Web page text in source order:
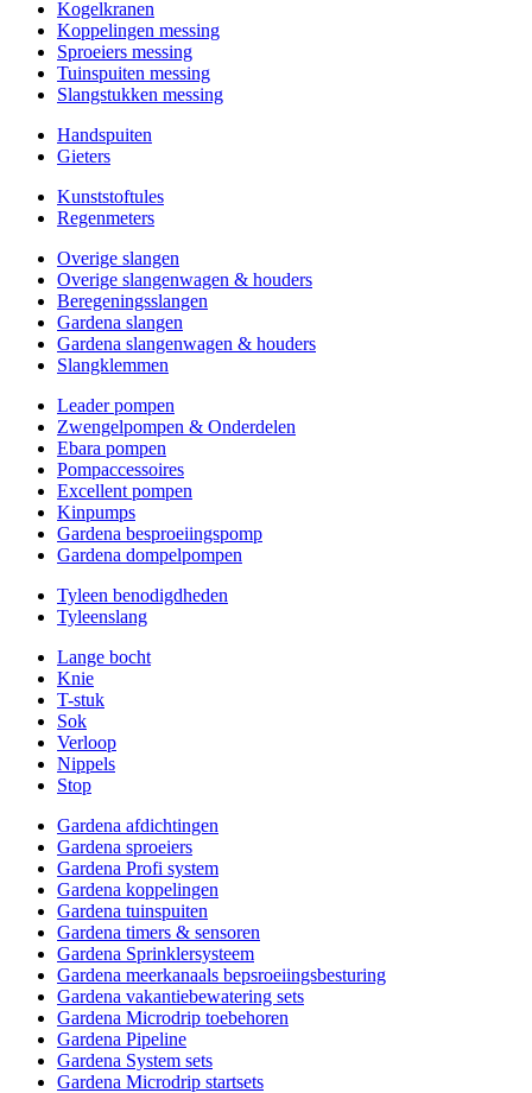
Kogelkranen
Koppelingen messing
Sproeiers messing
Tuinspuiten messing
Slangstukken messing
Handspuiten
Gieters
Kunststoftules
Regenmeters
Overige slangen
Overige slangenwagen & houders
Beregeningsslangen
Gardena slangen
Gardena slangenwagen & houders
Slangklemmen
Leader pompen
Zwengelpompen & Onderdelen
Ebara pompen
Pompaccessoires
Excellent pompen
Kinpumps
Gardena besproeiingspomp
Gardena dompelpompen
Tyleen benodigdheden
Tyleenslang
Lange bocht
Knie
T-stuk
Sok
Verloop
Nippels
Stop
Gardena afdichtingen
Gardena sproeiers
Gardena Profi system
Gardena koppelingen
Gardena tuinspuiten
Gardena timers & sensoren
Gardena Sprinklersysteem
Gardena meerkanaals bepsroeiingsbesturing
Gardena vakantiebewatering sets
Gardena Microdrip toebehoren
Gardena Pipeline
Gardena System sets
Gardena Microdrip startsets